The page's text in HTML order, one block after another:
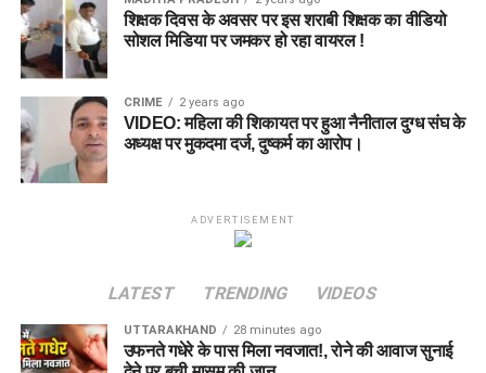
शिक्षक दिवस के अवसर पर इस शराबी शिक्षक का वीडियो
सोशल मिडिया पर जमकर हो रहा वायरल !
CRIME 2 years ago
VIDEO: महिला की शिकायत पर हुआ नैनीताल दुग्ध संघ के
अध्यक्ष पर मुकदमा दर्ज, दुष्कर्म का आरोप।
ADVERTISEMENT
LATEST TRENDING VIDEOS
UTTARAKHAND 28 minutes ago
उफनते गधेरे के पास मिला नवजात!, रोने की आवाज सुनाई